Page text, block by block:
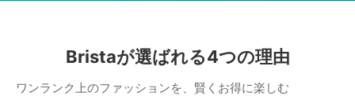
Bristaが選ばれる4つの理由
ワンランク上のファッションを、賢くお得に楽しむ